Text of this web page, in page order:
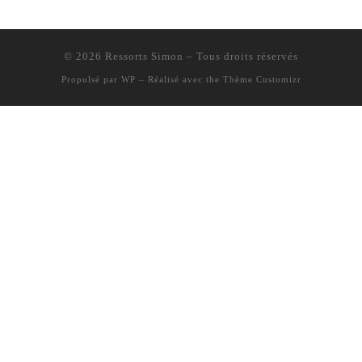
© 2026 Ressorts Simon – Tous droits réservés
Propulsé par WP – Réalisé avec the Thème Customizr